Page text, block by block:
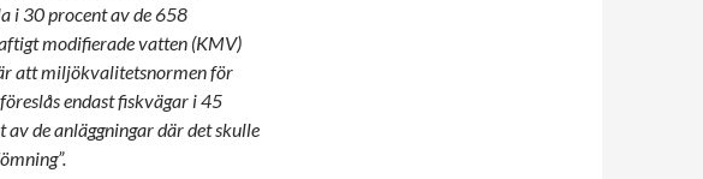
i 30 procent av de 658
modifierade vatten (KMV)
att miljökvalitetsnormen för
endast fiskvägar i 45
de anläggningar där det skulle